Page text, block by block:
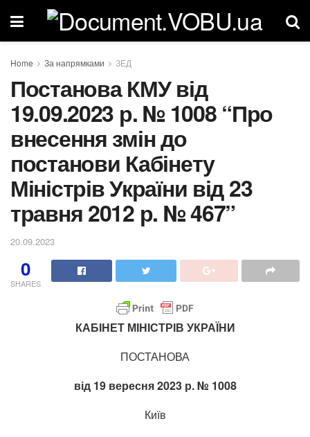
Home За напрямками ЗЕД
Постанова КМУ від
19.09.2023 р. № 1008 “Про
внесення змін до
постанови Кабінету
Міністрів України від 23
травня 2012 р. № 467”
20.09.2023
0
SHARES
КАБІНЕТ МІНІСТРІВ УКРАЇНИ
ПОСТАНОВА
від 19 вересня 2023 р. № 1008
Київ